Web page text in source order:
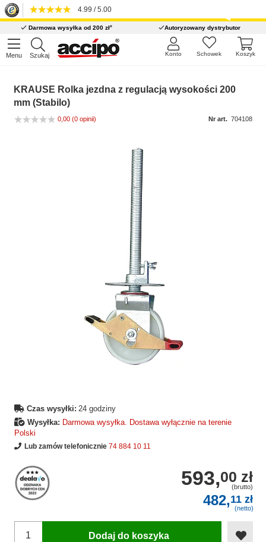
4.99 / 5.00
Darmowa wysyłka od 200 zł* Autoryzowany dystrybutor
Menu Szukaj Koszyk
Schowek
Konto
KRAUSE Rolka jezdna z regulacją wysokości 200
mm (Stabilo)
0,00 (0 opinii) Nr art. 704108
Czas wysyłki: 24 godziny
Wysyłka: Darmowa wysyłka. Dostawa wyłącznie na terenie
Polski
Lub zamów telefonicznie 74 884 10 11
593,00 zł
(brutto)
482,11 zł
(netto)
Dodaj do koszyka